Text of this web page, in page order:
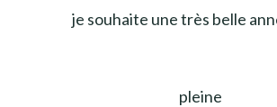
je souhaite une très belle
pleine